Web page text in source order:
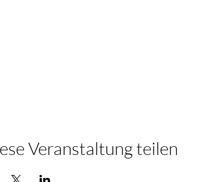
Veranstaltung teilen